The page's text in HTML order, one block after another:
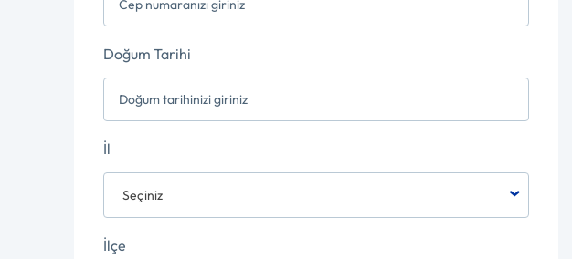
Doğum Tarihi
İl
Seçiniz
İlçe